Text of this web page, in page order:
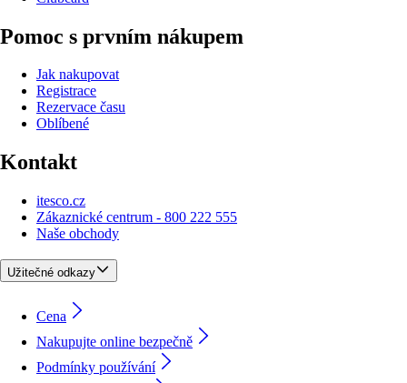
Pomoc s prvním nákupem
Jak nakupovat
Registrace
Rezervace času
Oblíbené
Kontakt
itesco.cz
Zákaznické centrum - 800 222 555
Naše obchody
Užitečné odkazy
Cena
Nakupujte online bezpečně
Podmínky používání